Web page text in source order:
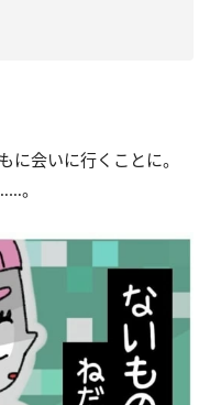
に会いに行くことに。
。